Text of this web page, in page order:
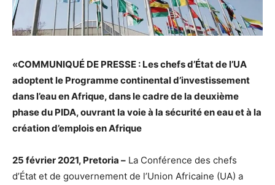
«COMMUNIQUÉ DE PRESSE : Les chefs d’État de l’UA
adoptent le Programme continental d’investissement
dans l’eau en Afrique, dans le cadre de la deuxième
phase du PIDA, ouvrant la voie à la sécurité en eau et à la
création d’emplois en Afrique
25 février 2021, Pretoria – La Conférence des chefs
d’État et de gouvernement de l’Union Africaine (UA) a